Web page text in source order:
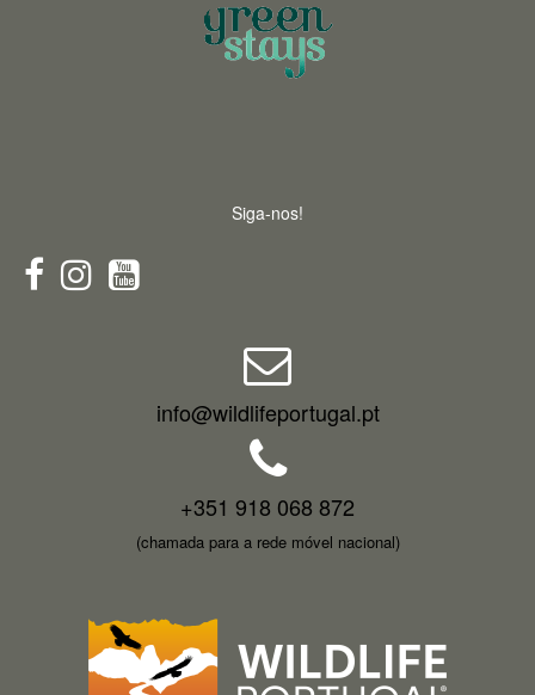
Siga-nos!
info@wildlifeportugal.pt
+351 918 068 872
(chamada para a rede móvel nacional)